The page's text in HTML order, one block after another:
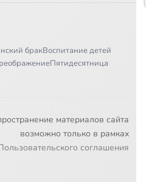
бракВоспитание детей
Пятидесятница
материалов сайта
возможно только в рамках
соглашения